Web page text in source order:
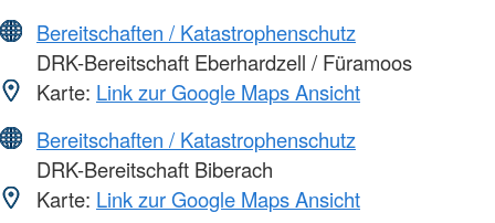
Bereitschaften / Katastrophenschutz
DRK-Bereitschaft Eberhardzell / Füramoos
Karte: Link zur Google Maps Ansicht
Bereitschaften / Katastrophenschutz
DRK-Bereitschaft Biberach
Karte: Link zur Google Maps Ansicht